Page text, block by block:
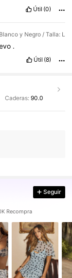
Útil (0)
y Negro / Talla: L
.
Útil (8)
Caderas: 90.0
Seguir
Recompra